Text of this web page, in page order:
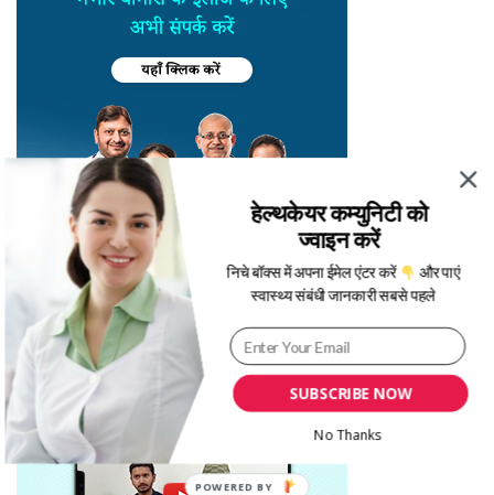
SUBSCRIBE NOW
हेल्थकेयर कम्युनिटी को
ज्वाइन करें
निचे बॉक्स में अपना ईमेल एंटर करें और पाएं
स्वास्थ्य संबंधी जानकारी सबसे पहले
No Thanks
POWERED BY